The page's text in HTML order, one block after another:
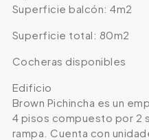
Superficie balcón: 4m2
Superficie total: 80m2
Cocheras disponibles
Edificio
Brown Pichincha es un
4 pisos compuesto por 2
rampa. Cuenta con